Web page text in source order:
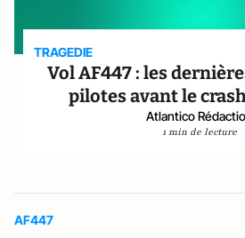
TRAGEDIE
Vol AF447 : les
pilotes avant le
Atlantico
1 min de lecture
AF447